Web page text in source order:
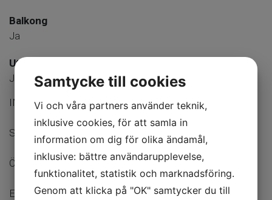
Balkong
Ja
Uteplats
Ja
INSYNSSKYDDAT LÄGE MED SOL HELA DAGEN
SNYGGT INRETT - PLATS FÖR FLERA BILAR
ÖPPEN PLANLÖSNING - GOTT OM FÖRVARING
ENTRÉPLAN:
Samtycke till cookies
Vi och våra partners använder teknik,
inklusive cookies, för att samla in
information om dig för olika ändamål,
inklusive: bättre användarupplevelse,
funktionalitet, statistik och marknadsföring.
Genom att klicka på "OK" samtycker du till